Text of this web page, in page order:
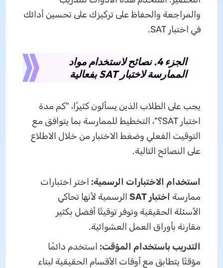
والمراجعة والحفاظ على تركيزك على تحسين أدائك
في اختبار SAT.
الجزء 4. نصائح لاستخدام مواد
الممارسة لاختبار SAT بفعالية
يجب على الطلاب الذين يسألون كثيرًا، "كم مدة
اختبار SAT؟"، التخطيط للممارسة بما يتوافق مع
التوقيت الفعلي وضغط الاختبار من خلال الاطلاع
على النصائح التالية.
استخدام الاختبارات الرسمية: اختر اختبارات
ممارسة اختبار SAT
الرسمية لأنها تحاكي
الأسئلة الحقيقية وتوفر توقيتًا أفضل بكثير
مقارنة بأوراق العمل العشوائية.
التدريب باستخدام المؤقت: استخدم دائمًا
مؤقتًا يتطابق مع أوقات الأقسام الحقيقية لبناء